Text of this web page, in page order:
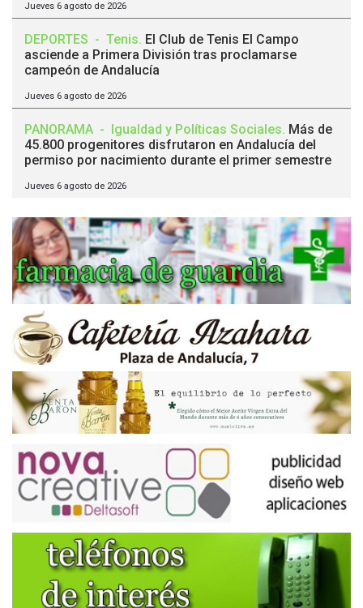
Jueves 6 agosto de 2026
DEPORTES - Tenis. El Club de Tenis El Campo
asciende a Primera División tras proclamarse
campeón de Andalucía
Jueves 6 agosto de 2026
PANORAMA - Igualdad y Políticas Sociales. Más de
45.800 progenitores disfrutaron en Andalucía del
permiso por nacimiento durante el primer semestre
Jueves 6 agosto de 2026